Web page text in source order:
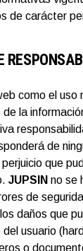
de carácter
como el uso
la
de
que
JUPSIN no se
de
daños que
usuario
o